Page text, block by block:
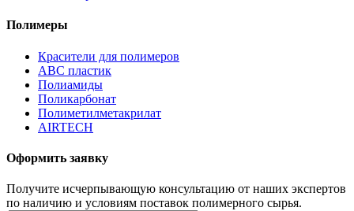
Полимеры
Красители для полимеров
АВС пластик
Полиамиды
Поликарбонат
Полиметилметакрилат
AIRTECH
Оформить заявку
Получите исчерпывающую консультацию от наших экспертов
по наличию и условиям поставок полимерного сырья.